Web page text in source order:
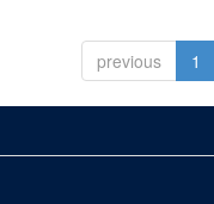
previous 1